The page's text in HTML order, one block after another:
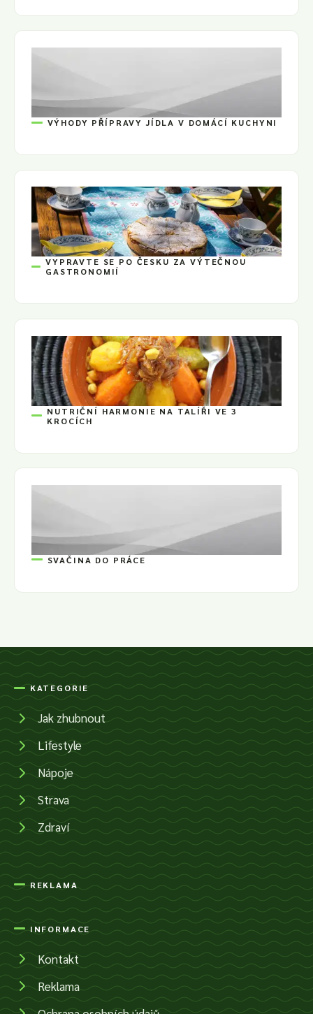
VÝHODY PŘÍPRAVY JÍDLA V DOMÁCÍ KUCHYNI
VYPRAVTE SE PO ČESKU ZA VÝTEČNOU
GASTRONOMIÍ
NUTRIČNÍ HARMONIE NA TALÍŘI VE 3
KROCÍCH
SVAČINA DO PRÁCE
KATEGORIE
Jak zhubnout
Lifestyle
Nápoje
Strava
Zdraví
REKLAMA
INFORMACE
Kontakt
Reklama